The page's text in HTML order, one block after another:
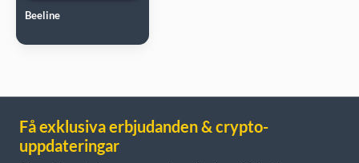
Beeline
Få exklusiva erbjudanden & crypto-
uppdateringar